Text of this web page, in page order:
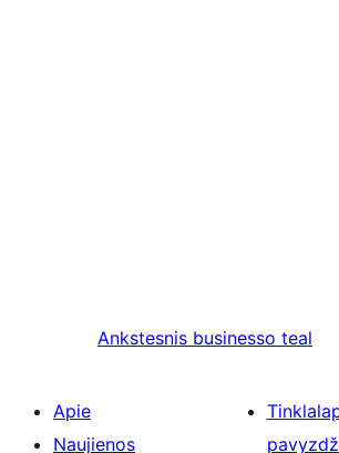
Ankstesnis businesso teal
Apie
Naujienos